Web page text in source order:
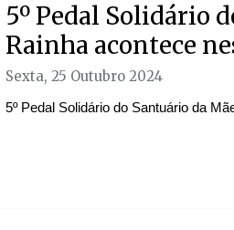
5º Pedal Solidário
Rainha acontece
Sexta, 25 Outubro 2024
5º Pedal Solidário do Santuário da